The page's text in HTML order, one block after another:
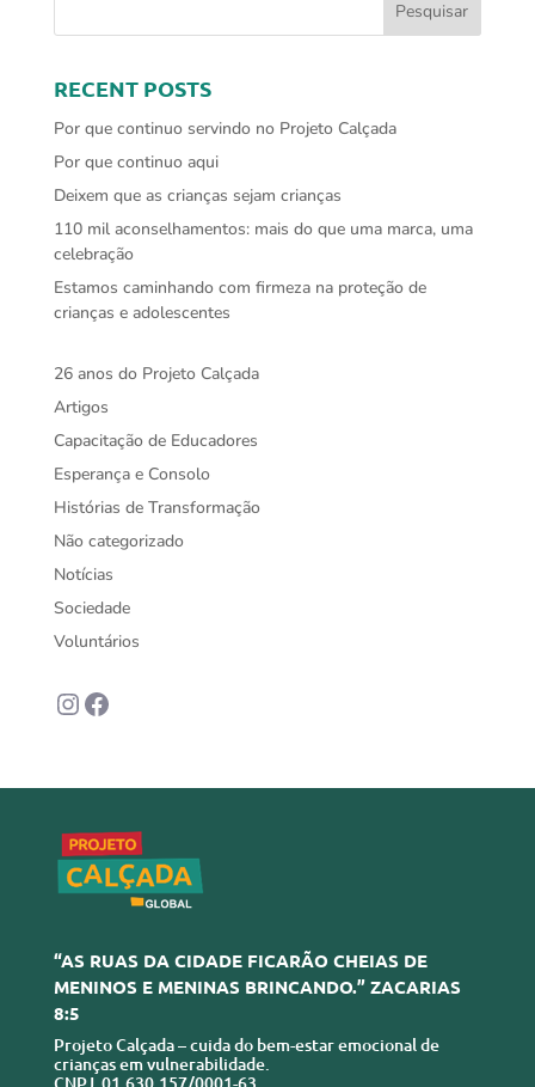
RECENT POSTS
Por que continuo servindo no Projeto Calçada
Por que continuo aqui
Deixem que as crianças sejam crianças
110 mil aconselhamentos: mais do que uma marca, uma
celebração
Estamos caminhando com firmeza na proteção de
crianças e adolescentes
26 anos do Projeto Calçada
Artigos
Capacitação de Educadores
Esperança e Consolo
Histórias de Transformação
Não categorizado
Notícias
Sociedade
Voluntários
Instagram
Facebook
“AS RUAS DA CIDADE FICARÃO CHEIAS DE
MENINOS E MENINAS BRINCANDO.” ZACARIAS
8:5
Projeto Calçada – cuida do bem-estar emocional de
crianças em vulnerabilidade.
CNPJ 01.630.157/0001-63